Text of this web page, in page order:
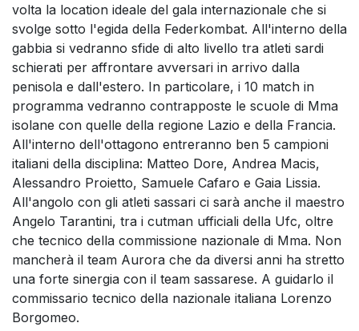
volta la location ideale del gala internazionale che si
svolge sotto l'egida della Federkombat. All'interno della
gabbia si vedranno sfide di alto livello tra atleti sardi
schierati per affrontare avversari in arrivo dalla
penisola e dall'estero. In particolare, i 10 match in
programma vedranno contrapposte le scuole di Mma
isolane con quelle della regione Lazio e della Francia.
All'interno dell'ottagono entreranno ben 5 campioni
italiani della disciplina: Matteo Dore, Andrea Macis,
Alessandro Proietto, Samuele Cafaro e Gaia Lissia.
All'angolo con gli atleti sassari ci sarà anche il maestro
Angelo Tarantini, tra i cutman ufficiali della Ufc, oltre
che tecnico della commissione nazionale di Mma. Non
mancherà il team Aurora che da diversi anni ha stretto
una forte sinergia con il team sassarese. A guidarlo il
commissario tecnico della nazionale italiana Lorenzo
Borgomeo.